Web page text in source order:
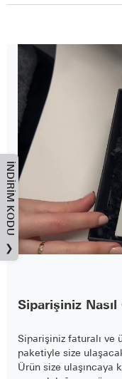
Siparişiniz Nasıl
Siparişiniz faturalı ve
paketiyle size
Ürün size ulaşıncaya
İNDIRIM KODU
❯